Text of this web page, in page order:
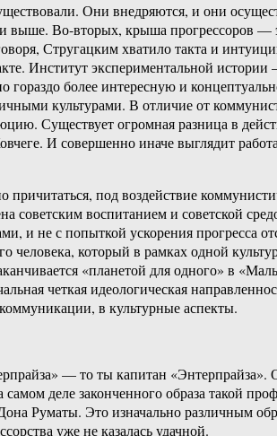
Они внедряются, и они
выше. Во-вторых, крыша прогрессоров —
Стругацким хватило такта и
Институт экспериментальной истории
более интересную и
культурами. В отличие от
Существует огромная разница в
И совершенно иначе выглядит
под воздействие
воспитанием и советской
и не с попыткой ускорения прогресса
который в рамках одной
«планетой для одного» в
четкая идеологическая
в культурные аспекты.
— то ты капитан «Энтерпрайза».
деле законченного образа такой
Руматы. Это изначально различным
уже не казалась удачной.